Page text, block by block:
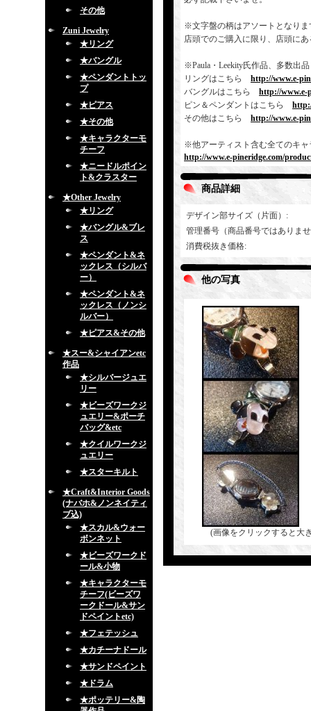
その他
Zuni Jewelry
★リング
★バングル
★ペンダントトッ
プ
★ピアス
★その他
★キャラクターモ
チーフ
★ニードルポイン
ト&クラスター
★Other Jewelry
★リング
★バングル&ブレ
ス
★ペンダント&ネ
ックレス（シルバ
ー）
★ペンダント&ネ
ックレス（ノンシ
ルバー）
★ピアス&その他
★スー&シャイアンetc
作品
★シルバージュエ
リー
★ビーズワークジ
ュエリー&ポーチ
バッグ&etc
★クイルワークジ
ュエリー
★スターキルト
★Craft&Interior Goods
(ナバホ&ノンネイティ
ブ込)
★スカル&ウォー
ボンネット
★ビーズワークド
ール&小物
★キャラクターモ
チーフ(ビーズワ
ークドール&サン
ドペイントetc)
★フェテッシュ
★カチーナドール
★サンドペイント
★ドラム
★ポッテリー&陶
※文字盤の柄はアソートとなり
店頭でのご購入に限り、店頭に
※Paula・Leekity氏作品、多数出
リングはこちら http://www.e-
バングルはこちら http://www.e-
ピン＆ペンダントはこちら
その他はこちら http://www.e-
※他アーティスト含む全てのキ
http://www.e-pineridge.com/
商品詳細
デザイン部サイズ（片面） :
管理番号（商品番号ではありま
消費税抜き価格:
他の写真
(画像をクリックすると大